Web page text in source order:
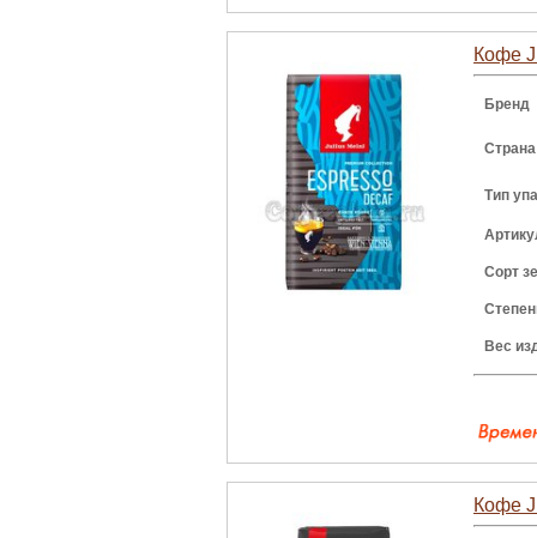
Кофе
Бренд
Тип
Сорт
Вес
Кофе